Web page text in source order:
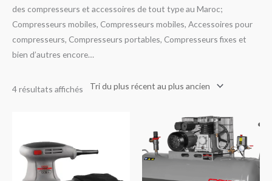
des compresseurs et accessoires de tout type au Maroc;
Compresseurs mobiles, Compresseurs mobiles, Accessoires pour
compresseurs, Compresseurs portables, Compresseurs fixes et
bien d’autres encore…
4 résultats affichés